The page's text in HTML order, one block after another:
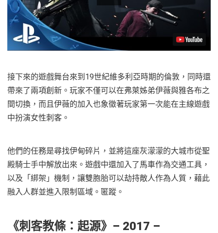
接下來的遊戲舞台來到19世紀維多利亞時期的倫敦，同時還
帶來了兩項創新。玩家不僅可以在弗萊姊弟伊薇與雅各布之
間切換，而且伊薇的加入也象徵著玩家第一次能在主線遊戲
中扮演女性刺客。
他們的任務是尋找伊甸碎片，並將這座灰濛濛的大城市從聖
殿騎士手中解放出來。遊戲中還加入了馬車作為交通工具，
以及「綁架」機制，讓雙胞胎可以劫持敵人作為人質，藉此
融入人群並進入限制區域。匿蹤。
《刺客教條：起源》– 2017 –